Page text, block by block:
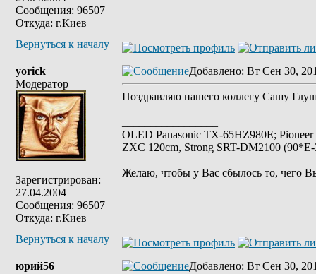
Сообщения: 96507
Откуда: г.Киев
Вернуться к началу
yorick
Модератор
Зарегистрирован:
27.04.2004
Сообщения: 96507
Откуда: г.Киев
Добавлено: Вт Сен 30,
Поздравляю нашего коллегу Сашу
OLED Panasonic TX-65HZ980E;
ZXC 120cm, Strong SRT-DM2100
Желаю, чтобы у Вас сбылось то, чего
Вернуться к началу
юрий56 Добавлено: Вт Сен 30,